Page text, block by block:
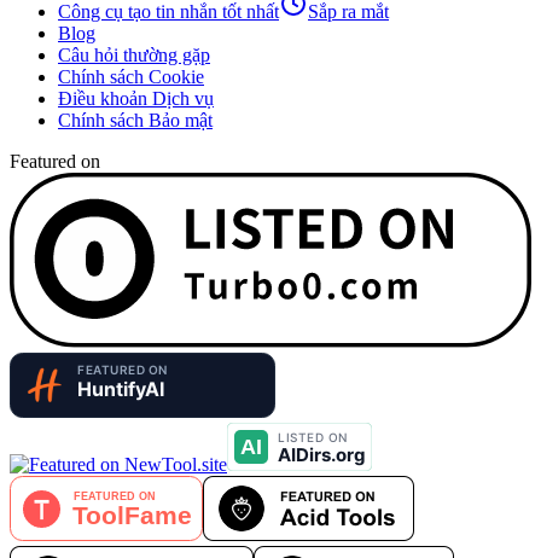
Công cụ tạo tin nhắn tốt nhất
Sắp ra mắt
Blog
Câu hỏi thường gặp
Chính sách Cookie
Điều khoản Dịch vụ
Chính sách Bảo mật
Featured on